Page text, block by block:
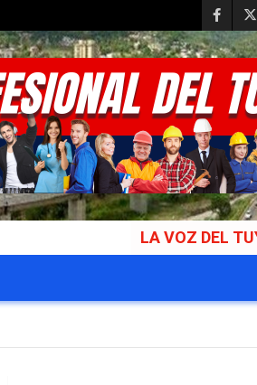
LA VOZ DEL TUY